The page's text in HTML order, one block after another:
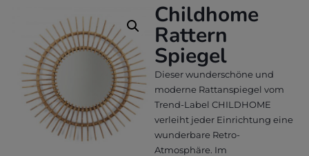
Childhome
Rattern
Spiegel
Dieser wunderschöne und
moderne Rattanspiegel vom
Trend-Label CHILDHOME
verleiht jeder Einrichtung eine
wunderbare Retro-
Atmosphäre. Im